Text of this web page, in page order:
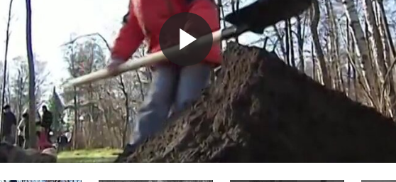
Play
Video